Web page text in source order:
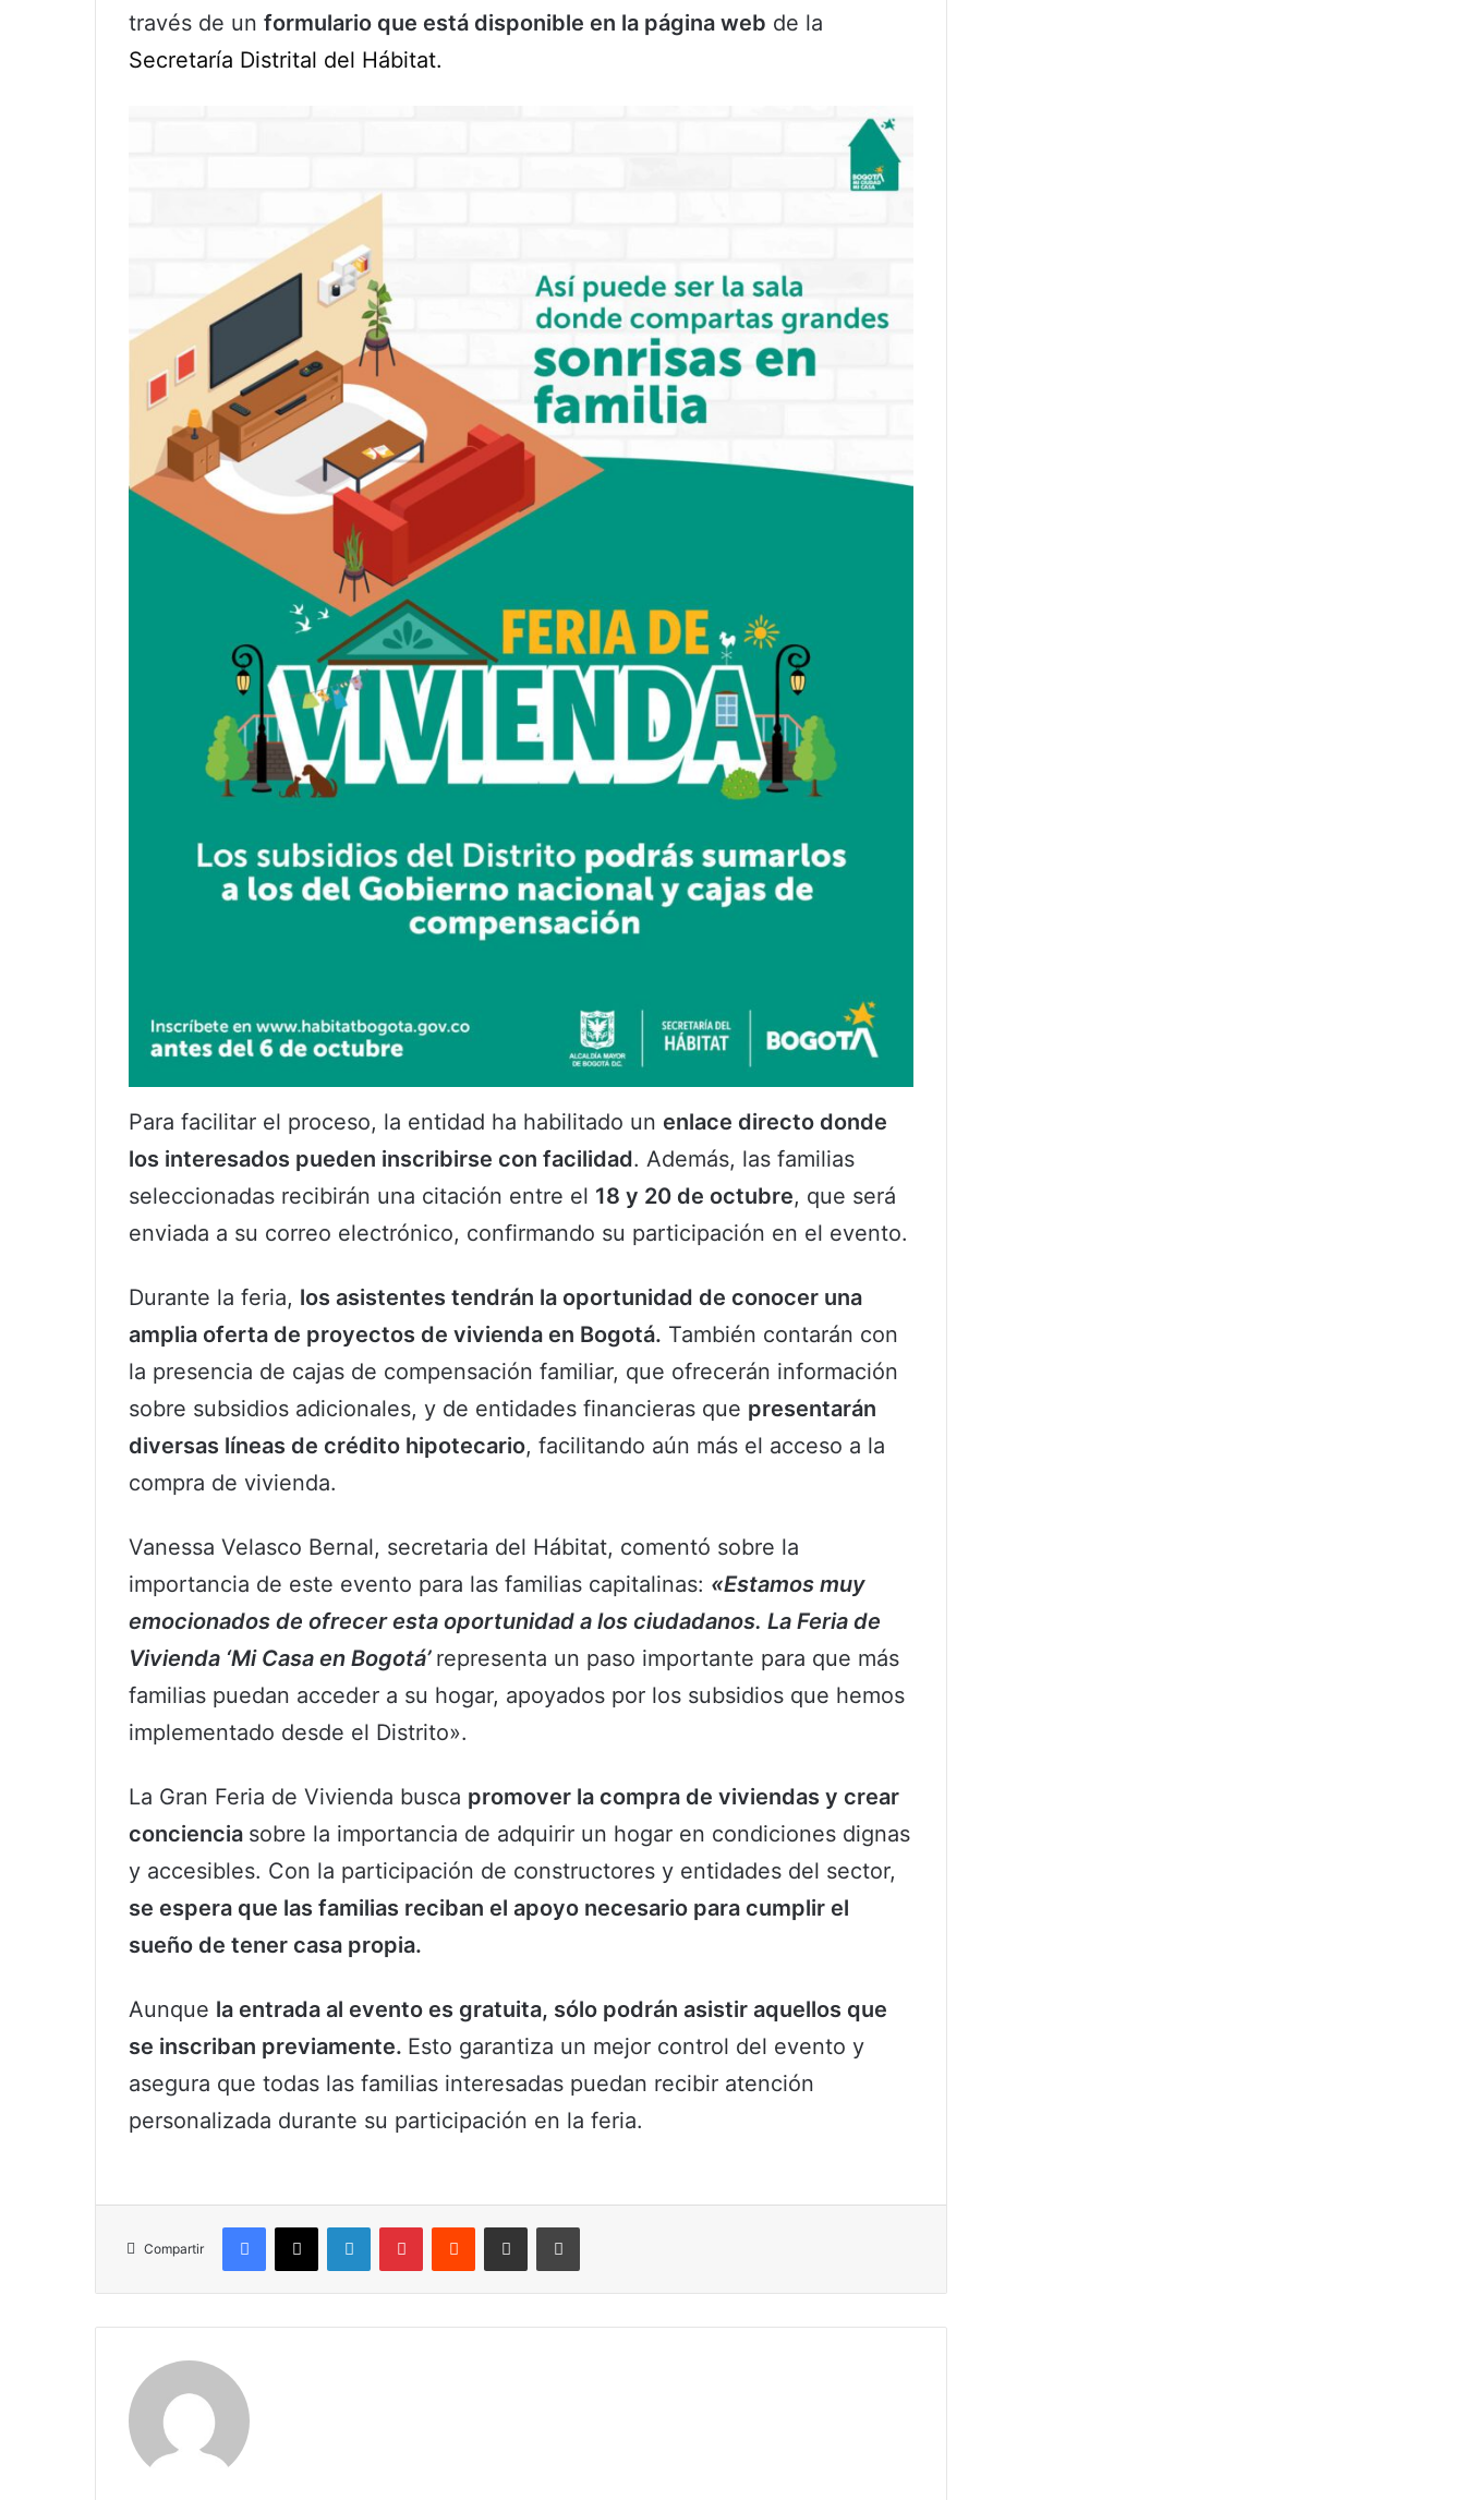
través de un formulario que está disponible en la página web de la
Secretaría Distrital del Hábitat.
Para facilitar el proceso, la entidad ha habilitado un enlace directo donde
los interesados pueden inscribirse con facilidad. Además, las familias
seleccionadas recibirán una citación entre el 18 y 20 de octubre, que será
enviada a su correo electrónico, confirmando su participación en el evento.
Durante la feria, los asistentes tendrán la oportunidad de conocer una
amplia oferta de proyectos de vivienda en Bogotá. También contarán con
la presencia de cajas de compensación familiar, que ofrecerán información
sobre subsidios adicionales, y de entidades financieras que presentarán
diversas líneas de crédito hipotecario, facilitando aún más el acceso a la
compra de vivienda.
Vanessa Velasco Bernal, secretaria del Hábitat, comentó sobre la
importancia de este evento para las familias capitalinas: «Estamos muy
emocionados de ofrecer esta oportunidad a los ciudadanos. La Feria de
Vivienda ‘Mi Casa en Bogotá’ representa un paso importante para que más
familias puedan acceder a su hogar, apoyados por los subsidios que hemos
implementado desde el Distrito».
La Gran Feria de Vivienda busca promover la compra de viviendas y crear
conciencia sobre la importancia de adquirir un hogar en condiciones dignas
y accesibles. Con la participación de constructores y entidades del sector,
se espera que las familias reciban el apoyo necesario para cumplir el
sueño de tener casa propia.
Aunque la entrada al evento es gratuita, sólo podrán asistir aquellos que
se inscriban previamente. Esto garantiza un mejor control del evento y
asegura que todas las familias interesadas puedan recibir atención
personalizada durante su participación en la feria.
Compartir
Facebook
X LinkedInPinterestReddit Compartir por correo electrónicoImprimir